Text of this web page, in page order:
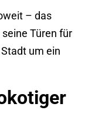
– das
Türen für
um ein